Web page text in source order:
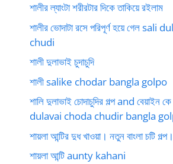
শালীর ল্যাংটা শরীরটার দিকে তাকিয়ে রইলাম
শালীর ভোদাটা রসে পরিপূর্ণ হয়ে গেল
chudi
শালী দুলাভাই চুদাচুদি
শালী salike chodar bangla golpo
শালি দুলাভাই চোদাচুদির গল্প and বেয়াইন
dulavai choda chudir bangla
শায়লা আন্টির দুধ খাওয়া। নতুন বাংলা চটি গল্প।
শায়লা আন্টি aunty kahani